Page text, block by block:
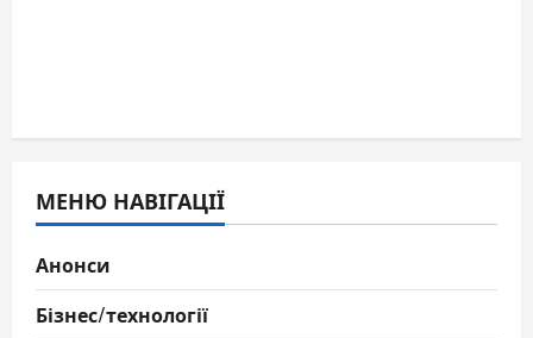
МЕНЮ НАВІГАЦІЇ
Анонси
Бізнес/технології